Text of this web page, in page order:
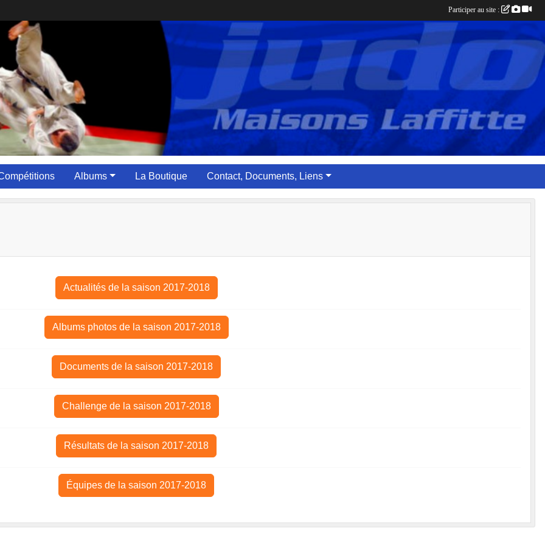
Albums La Boutique Contact, Documents, Liens
Actualités de la saison 2017-2018
Albums photos de la saison 2017-2018
Documents de la saison 2017-2018
Challenge de la saison 2017-2018
Résultats de la saison 2017-2018
Équipes de la saison 2017-2018
Participer au site :